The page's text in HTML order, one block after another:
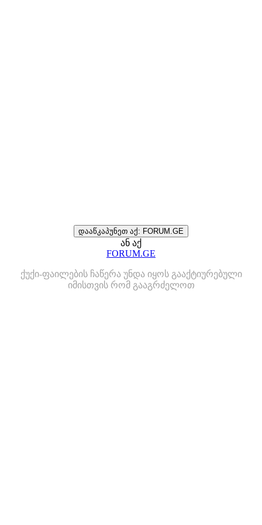
დააწკაპუნეთ აქ: FORUM.GE
ან აქ
FORUM.GE
ქუქი-ფაილების ჩაწერა უნდა იყოს გააქტიურებული
იმისთვის რომ გააგრძელოთ